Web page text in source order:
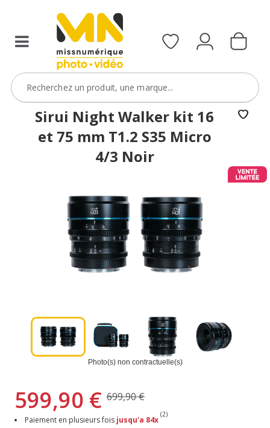
le
ObjectifFiltre5
VOIR L'OFFRE
Sirui Night Walker kit 16
et 75 mm T1.2 S35 Micro
4/3 Noir
Photo(s) non contractuelle(s)
599,90 € 699,90 €
Paiement en plusieurs fois jusqu'a 84x
(2)